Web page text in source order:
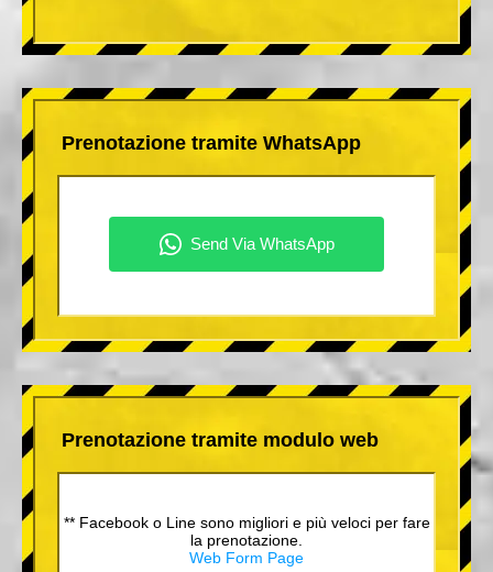
Prenotazione tramite WhatsApp
Prenotazione tramite modulo web
** Facebook o Line sono migliori e più veloci per fare
la prenotazione.
Web Form Page